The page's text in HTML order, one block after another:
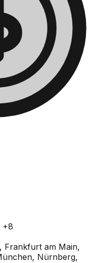
+8
Frankfurt am Main,
Nürnberg,